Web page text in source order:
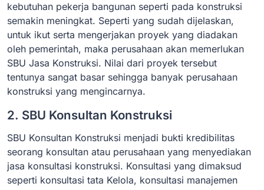
kebutuhan pekerja bangunan seperti pada konstruksi
semakin meningkat. Seperti yang sudah dijelaskan,
untuk ikut serta mengerjakan proyek yang diadakan
oleh pemerintah, maka perusahaan akan memerlukan
SBU Jasa Konstruksi. Nilai dari proyek tersebut
tentunya sangat basar sehingga banyak perusahaan
konstruksi yang mengincarnya.
2. SBU Konsultan Konstruksi
SBU Konsultan Konstruksi menjadi bukti kredibilitas
seorang konsultan atau perusahaan yang menyediakan
jasa konsultasi konstruksi. Konsultasi yang dimaksud
seperti konsultasi tata Kelola, konsultasi manajemen